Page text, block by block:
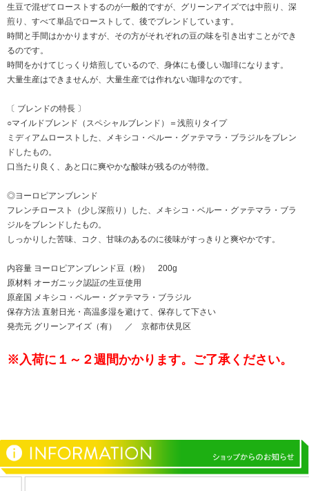
生豆で混ぜてローストするのが一般的ですが、グリーンアイズでは中煎り、深
煎り、すべて単品でローストして、後でブレンドしています。
時間と手間はかかりますが、その方がそれぞれの豆の味を引き出すことができ
るのです。
時間をかけてじっくり焙煎しているので、身体にも優しい珈琲になります。
大量生産はできませんが、大量生産では作れない珈琲なのです。
〔 ブレンドの特長 〕
○マイルドブレンド（スペシャルブレンド）＝浅煎りタイプ
ミディアムローストした、メキシコ・ペルー・グァテマラ・ブラジルをブレン
ドしたもの。
口当たり良く、あと口に爽やかな酸味が残るのが特徴。
◎ヨーロピアンブレンド
フレンチロースト（少し深煎り）した、メキシコ・ベルー・グァテマラ・ブラ
ジルをブレンドしたもの。
しっかりした苦味、コク、甘味のあるのに後味がすっきりと爽やかです。
内容量 ヨーロピアンブレンド豆（粉） 200g
原材料 オーガニック認証の生豆使用
原産国 メキシコ・ペルー・グァテマラ・ブラジル
保存方法 直射日光・高温多湿を避けて、保存して下さい
発売元 グリーンアイズ（有） ／ 京都市伏見区
※入荷に１～２週間かかります。ご了承ください。